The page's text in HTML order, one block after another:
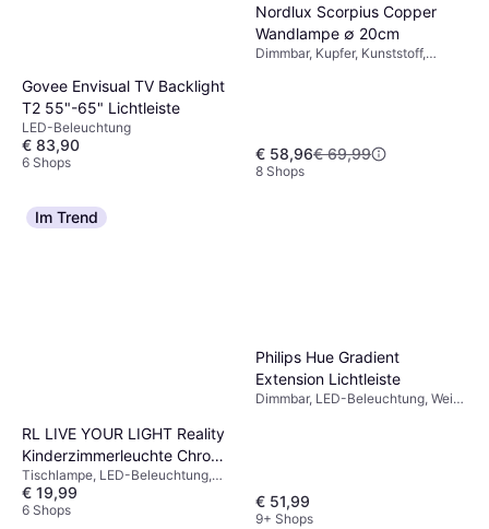
Govee Envisual TV Backlight
T2 55"-65" Lichtleiste
LED-Beleuchtung
€ 83,90
6 Shops
Nordlux Scorpius Copper
Wandlampe ∅ 20cm
Dimmbar, Kupfer, Kunststoff,
€ 58,96€ 69,99
8 Shops
Im Trend
RL LIVE YOUR LIGHT Reality
Kinderzimmerleuchte Chrom
Kunststoff 17.5x14.5x12.5
cm Tischlampe
Tischlampe, LED-Beleuchtung,
Metall
€ 19,99
6 Shops
Philips Hue Gradient
Extension Lichtleiste
Dimmbar, LED-Beleuchtung, Weiß,
€ 51,99
9+ Shops